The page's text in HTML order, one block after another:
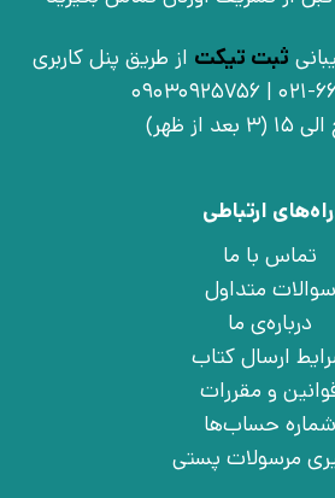
ثبت تیکت از طریق پنل کاربری
راه‌های ارتباطی
تماس با ما
سوالات متداول
درباره‌ی ما
ارسال کتاب
و مقررات
شماره حساب‌ها
مرسولات پستی